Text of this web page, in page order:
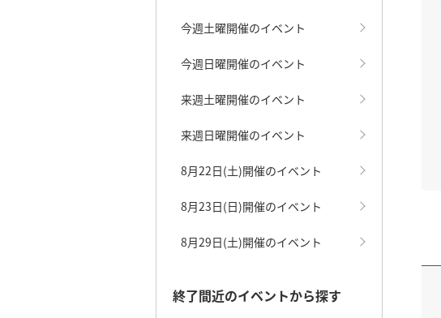
今週土曜開催のイベント
今週日曜開催のイベント
来週土曜開催のイベント
来週日曜開催のイベント
8月22日(土)開催のイベント
8月23日(日)開催のイベント
8月29日(土)開催のイベント
終了間近のイベントから探す